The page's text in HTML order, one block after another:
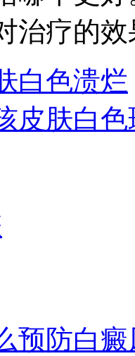
治疗的效
白色溃烂
皮肤白
预防白